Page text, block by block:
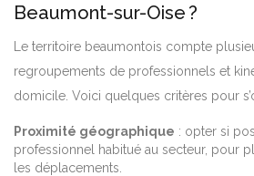
Beaumont-sur-Oise ?
Le territoire beaumontois compte
regroupements de professionnels et
domicile. Voici quelques critères pour
Proximité géographique : opter si
professionnel habitué au secteur, pour
les déplacements.